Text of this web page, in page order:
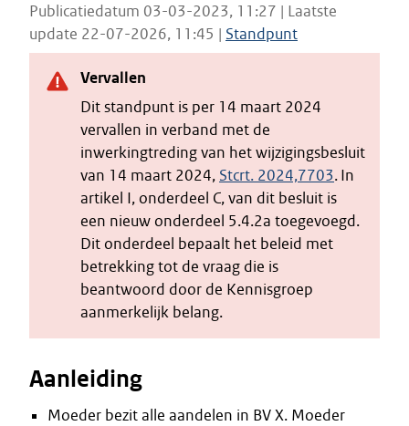
Publicatiedatum 03-03-2023, 11:27 | Laatste
update 22-07-2026, 11:45 | Standpunt
Vervallen
Dit standpunt is per 14 maart 2024
vervallen in verband met de
inwerkingtreding van het wijzigingsbesluit
van 14 maart 2024, Stcrt. 2024,7703. In
artikel I, onderdeel C, van dit besluit is
een nieuw onderdeel 5.4.2a toegevoegd.
Dit onderdeel bepaalt het beleid met
betrekking tot de vraag die is
beantwoord door de Kennisgroep
aanmerkelijk belang.
Aanleiding
Moeder bezit alle aandelen in BV X. Moeder